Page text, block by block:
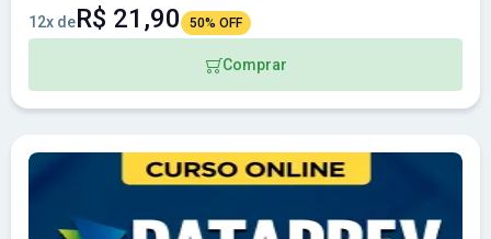
12x deR$ 21,90 50% OFF
Comprar